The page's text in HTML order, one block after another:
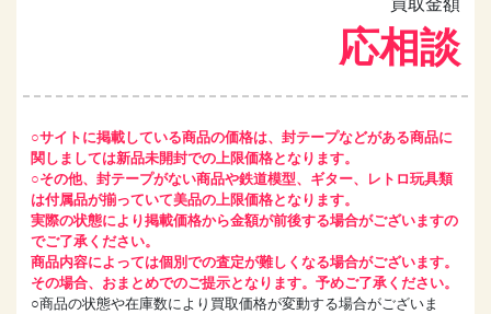
買取金額
応相談
○サイトに掲載している商品の価格は、封テープなどがある商品に
関しましては新品未開封での上限価格となります。
○その他、封テープがない商品や鉄道模型、ギター、レトロ玩具類
は付属品が揃っていて美品の上限価格となります。
実際の状態により掲載価格から金額が前後する場合がございますの
でご了承ください。
商品内容によっては個別での査定が難しくなる場合がございます。
その場合、おまとめでのご提示となります。予めご了承ください。
○商品の状態や在庫数により買取価格が変動する場合がございま